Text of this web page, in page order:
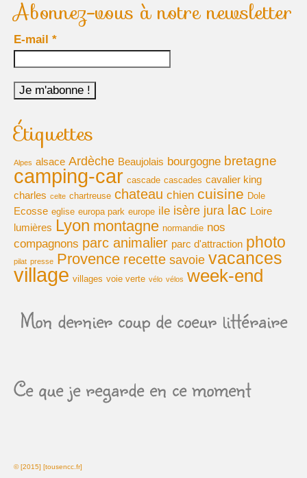
Abonnez-vous à notre newsletter
E-mail *
Étiquettes
Alpes alsace Ardèche Beaujolais bourgogne bretagne
camping-car cascade cascades cavalier king
charles celte chartreuse chateau chien cuisine Dole
Ecosse eglise europa park europe ile isère jura lac Loire
lumières Lyon montagne normandie nos
compagnons parc animalier parc d'attraction photo
pilat presse Provence recette savoie vacances
village villages voie verte vélo vélos week-end
Mon dernier coup de coeur littéraire
Ce que je regarde en ce moment
© [2015] [tousencc.fr]